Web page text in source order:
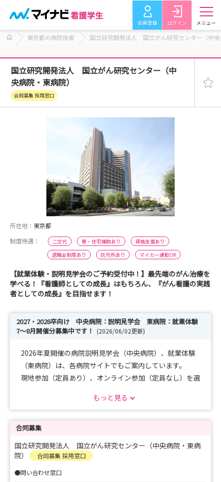
会員登録 ログイン メニュー
東京都の病院検索 国立研究開発法人 国立がん研究センター（中
国立研究開発法人 国立がん研究センター（中
央病院・東病院）
合同募集 採用窓口
所在地： 東京都
制度待遇：
二交代 寮・住宅補助あり
資格支援あり
退職金制度あり
託児所あり マイカー通勤OK
【就業体験・説明見学会のご予約受付中！】最先端のがん治療を
学べる！『看護師としての成長』はもちろん、『がん看護の実践
者としての成長』を目指せます！
2027・2028卒向け 中央病院：説明見学会 東病院：就業体験
7～8月開催分募集中です！
(2026/06/02更新)
2026年夏開催の病院説明見学会（中央病院）、就業体験
（東病院）は、各病院サイトでもご案内しています。
現地参加（定員あり）、オンライン参加（定員なし）を選
みなさまのお越しをお待ちしています！
https://www.ncc.go.jp/jp/ncch/division/nursing/intern
東病院：
/02.html
もっと見る
合同募集
国立研究開発法人 国立がん研究センター（中央病院・東病
院）
合同募集 採用窓口
●問い合わせ窓口